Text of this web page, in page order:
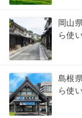
岡山
ら使
島根
ら使